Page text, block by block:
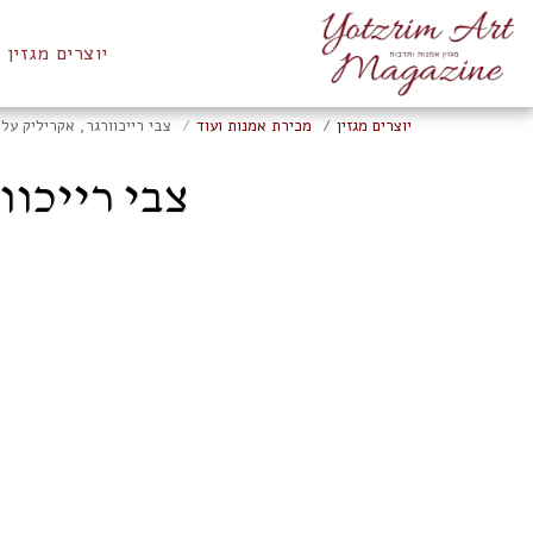
יוצרים מגזין
יוצרים מגזין מכירת אמנות ועוד צבי רייכוורגר, אקריליק על קרטון,
צבי